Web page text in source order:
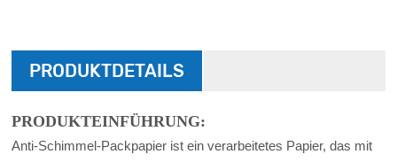
PRODUKTDETAILS
PRODUKTEINFÜHRUNG:
Anti-Schimmel-Packpapier ist ein verarbeitetes Papier, das mit